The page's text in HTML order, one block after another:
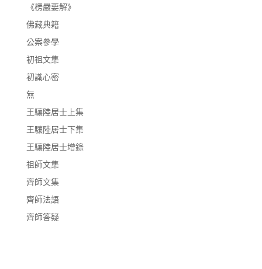
《楞嚴要解》
佛藏典籍
公案參學
初祖文集
初識心密
無
王驤陸居士上集
王驤陸居士下集
王驤陸居士增錄
祖師文集
齊師文集
齊師法語
齊師答疑